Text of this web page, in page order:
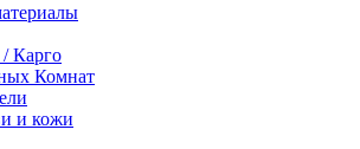
Карго
Комнат
и кожи